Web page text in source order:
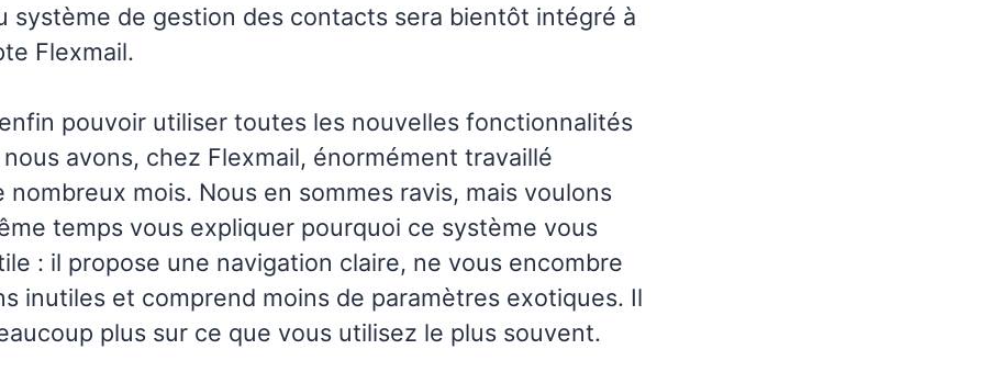
système de gestion des contacts sera bientôt intégré à
Flexmail.
pouvoir utiliser toutes les nouvelles fonctionnalités
avons, chez Flexmail, énormément travaillé
nombreux mois. Nous en sommes ravis, mais voulons
temps vous expliquer pourquoi ce système vous
: il propose une navigation claire, ne vous encombre
inutiles et comprend moins de paramètres exotiques. Il
plus sur ce que vous utilisez le plus souvent.